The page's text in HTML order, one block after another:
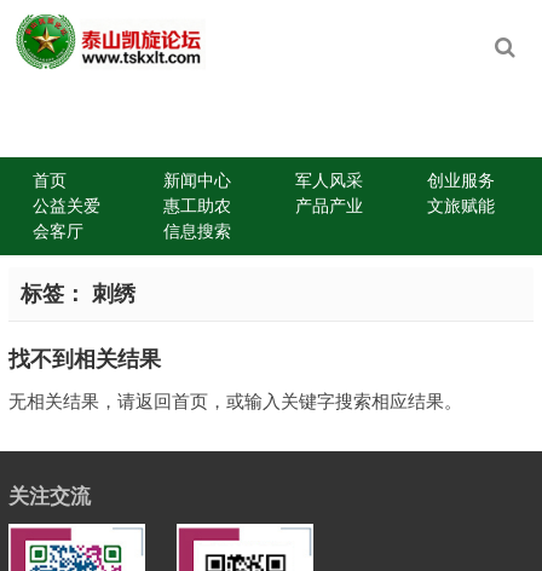
首页 新闻中心 军人风采
创业服务
公益关爱
惠工助农 产品产业
文旅赋能
会客厅
信息搜索
标签： 刺绣
找不到相关结果
无相关结果，请返回首页，或输入关键字搜索相应结果。
关注交流